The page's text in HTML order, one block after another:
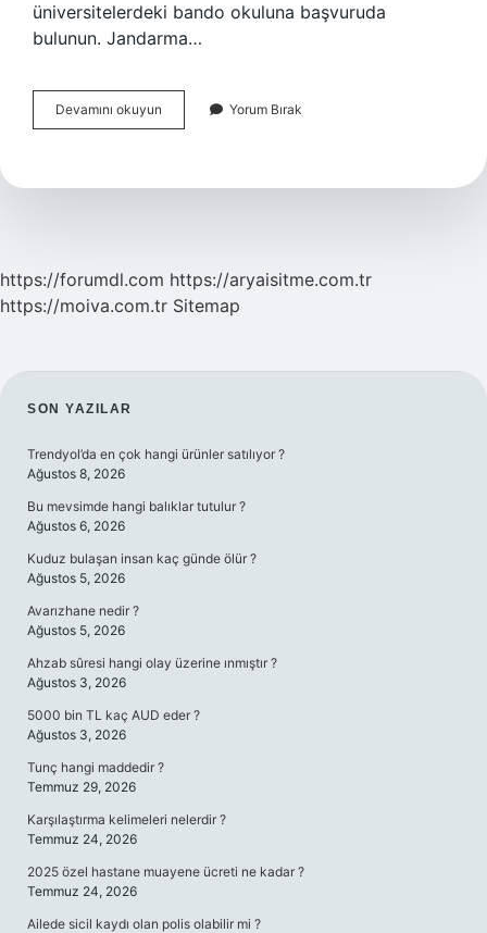
üniversitelerdeki bando okuluna başvuruda
bulunun. Jandarma…
Devamını okuyun
Asker
Yorum Bırak
https://forumdl.com https://aryaisitme.com.tr
https://moiva.com.tr Sitemap
SIDEBAR
SON YAZILAR
Trendyol’da en çok hangi ürünler satılıyor ?
Ağustos 8, 2026
Bu mevsimde hangi balıklar tutulur ?
Ağustos 6, 2026
Kuduz bulaşan insan kaç günde ölür ?
Ağustos 5, 2026
Avarızhane nedir ?
Ağustos 5, 2026
Ahzab sûresi hangi olay üzerine ınmıştır ?
Ağustos 3, 2026
5000 bin TL kaç AUD eder ?
Ağustos 3, 2026
Tunç hangi maddedir ?
Temmuz 29, 2026
Karşılaştırma kelimeleri nelerdir ?
Temmuz 24, 2026
2025 özel hastane muayene ücreti ne kadar ?
Temmuz 24, 2026
Ailede sicil kaydı olan polis olabilir mi ?